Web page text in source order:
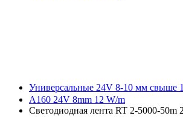
Универсальные 24V 8-10 мм свыше
A160 24V 8mm 12 W/m
Светодиодная лента RT 2-5000-